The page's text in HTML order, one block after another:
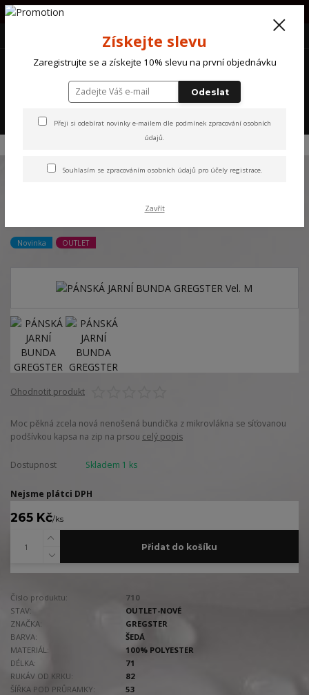
PŘI OBJEDNÁVCE NAD 1000Kč POŠTOVNÉ ZDARMA !!!!
(Po-So) 10 - 18 hod.
PÁNSKÁ JARNÍ BUNDA GREGSTER Vel. M
GREGSTER Vel. M
Novinka OUTLET
Ohodnotit produkt
Moc pěkná zcela nová nenošená bundička z mikrovlákna se síťovanou
podšívkou kapsa na zip na prsou celý popis
Dostupnost Skladem 1 ks
Nejsme plátci DPH
265 Kč/ks
Přidat do košíku
Číslo produktu:
710
STAV:
OUTLET-NOVÉ
ZNAČKA:
GREGSTER
BARVA:
ŠEDÁ
MATERIÁL:
100% POLYESTER
DÉLKA:
71
RUKÁV OD KRKU:
82
ŠÍŘKA POD PRŮRAMKY:
53
Získejte slevu
Zaregistrujte se a získejte 10% slevu na první objednávku
Odeslat
Přeji si odebírat novinky e-mailem dle podmínek zpracování osobních
údajů.
Souhlasím se zpracováním osobních údajů pro účely registrace.
Zavřít